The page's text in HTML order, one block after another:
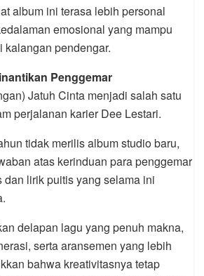
album ini terasa lebih personal
emosional yang mampu
kalangan pendengar.
Penggemar
Jatuh Cinta menjadi salah satu
perjalanan karier Dee Lestari.
tidak merilis album studio baru,
atas kerinduan para penggemar
dan lirik puitis yang selama ini
delapan lagu yang penuh makna,
serta aransemen yang lebih
bahwa kreativitasnya tetap